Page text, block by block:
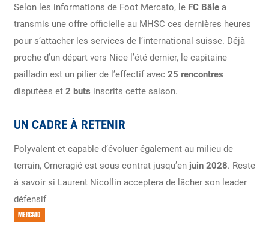
Selon les informations de Foot Mercato, le FC Bâlea
transmis une offre officielle au MHSC ces dernières heures
pour s’attacher les services de l’international suisse. Déjà
proche d’un départ vers Nice l’été dernier, le capitaine
pailladin est un pilier de l’effectif avec 25 rencontres
disputées et 2 buts inscrits cette saison.
UN CADRE À RETENIR
Polyvalent et capable d’évoluer également au milieu de
terrain, Omeragić est sous contrat jusqu’en juin 2028. Reste
à savoir si Laurent Nicollin acceptera de lâcher son leader
défensif
MERCATO